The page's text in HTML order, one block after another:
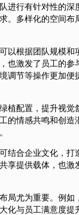
进行有针对性的深
。多样化的空间布
以根据团队规模和
也激发了员工的参
调节等操作更加便
植配置，提升视觉
情感共鸣和创造
结合企业文化，打
享提供载体，也激
局尤为重要。例如
化与员工满意度提